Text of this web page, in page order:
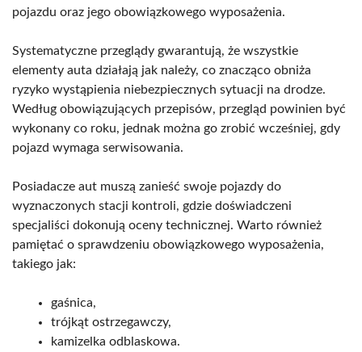
pojazdu oraz jego obowiązkowego wyposażenia.
Systematyczne przeglądy gwarantują, że wszystkie
elementy auta działają jak należy, co znacząco obniża
ryzyko wystąpienia niebezpiecznych sytuacji na drodze.
Według obowiązujących przepisów, przegląd powinien być
wykonany co roku, jednak można go zrobić wcześniej, gdy
pojazd wymaga serwisowania.
Posiadacze aut muszą zanieść swoje pojazdy do
wyznaczonych stacji kontroli, gdzie doświadczeni
specjaliści dokonują oceny technicznej. Warto również
pamiętać o sprawdzeniu obowiązkowego wyposażenia,
takiego jak:
gaśnica,
trójkąt ostrzegawczy,
kamizelka odblaskowa.